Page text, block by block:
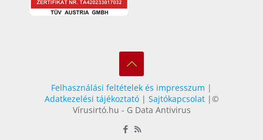
Felhasználási feltételek és impresszum |
Adatkezelési tájékoztató| Sajtókapcsolat|©
Vírusirtó.hu - G Data Antivirus